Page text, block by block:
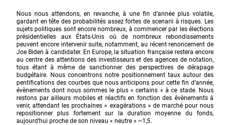
Nous nous attendons, en revanche, à une fin d’année plus volatile,
gardant en tête des probabilités assez fortes de scenarii à risques. Les
sujets politiques sont encore nombreux, à commencer par les élections
présidentielles aux États-Unis où de nombreux rebondissements
peuvent encore intervenir suite, notamment, au récent renoncement de
Joe Biden à candidater. En Europe, la situation française restera encore
au centre des attentions des investisseurs et des agences de notation,
tous étant à même de sanctionner des perspectives de dérapage
budgétaire. Nous concentrons notre positionnement taux autour des
pentifications des courbes que nous anticipons pour cette fin d’année,
évènements dont nous sommes le plus « certains » à ce stade. Nous
restons par ailleurs mobiles et réactifs en fonction des évènements à
venir, attendant les prochaines « exagérations » de marché pour nous
repositionner plus fortement sur la duration moyenne du fonds,
aujourd’hui proche de son niveau « neutre » ~1,5.